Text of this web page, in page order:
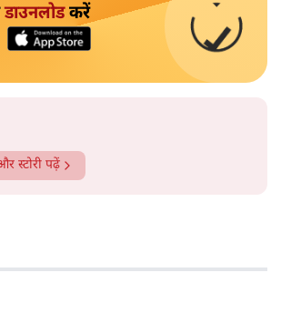
डाउनलोडकरें
स्टोरी पढ़ें